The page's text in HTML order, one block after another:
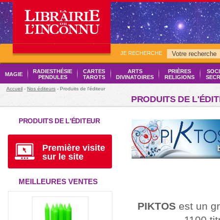
JE RECHERCHE
MAGIE
RADIESTHÉSIE
PENDULES
CARTES
TAROTS
ARTS
DIVINATOIRES
PRIÈRES
RELIGIONS
Accueil - Nos éditeurs - Produits de l'éditeur
PRODUITS DE
PRODUITS DE L'ÉDITEUR
Première visite
sur le site
MEILLEURES VENTES
PIKTOSest un